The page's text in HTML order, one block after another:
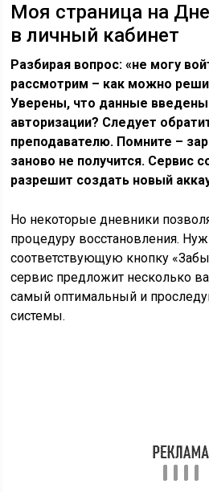
Моя страница на
в личный кабинет
Разбирая вопрос: «не могу
рассмотрим – как можно
Уверены, что данные введены
авторизации? Следует
преподавателю. Помните –
заново не получится. Сервис
разрешит создать новый
Но некоторые дневники
процедуру восстановления.
соответствующую кнопку
сервис предложит несколько
самый оптимальный и
системы.